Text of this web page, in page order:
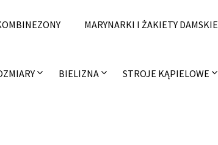
MARYNARKI I ŻAKIETY DAMSKIE
BIELIZNA STROJE KĄPIELOWE